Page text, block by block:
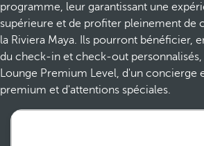
programme, leur garantissant une
supérieure et de profiter pleinement de
la Riviera Maya. Ils pourront bénéficier,
du check-in et check-out personnalisés,
Lounge Premium Level, d'un concierge
premium et d'attentions spéciales.